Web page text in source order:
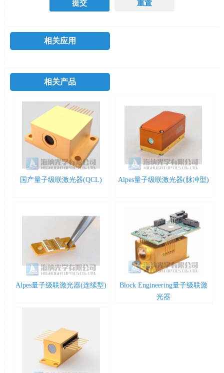
相关应用
相关产品
国产量子级联激光器(QCL) Alpes量子级联激光器(脉冲型)
Alpes量子级联激光器(连续型)
Block Engineering量子级联激
光器